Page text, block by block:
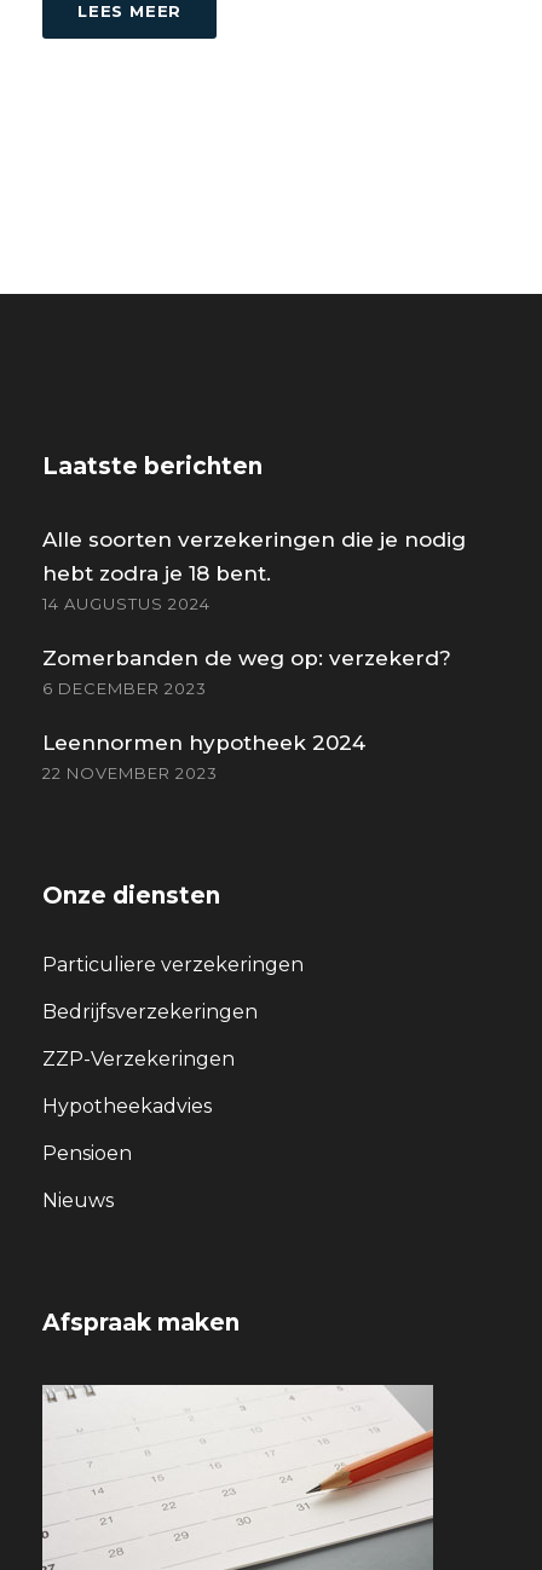
LEES MEER
Laatste berichten
Alle soorten verzekeringen die je nodig
hebt zodra je 18 bent.
14 AUGUSTUS 2024
Zomerbanden de weg op: verzekerd?
6 DECEMBER 2023
Leennormen hypotheek 2024
22 NOVEMBER 2023
Onze diensten
Particuliere verzekeringen
Bedrijfsverzekeringen
ZZP-Verzekeringen
Hypotheekadvies
Pensioen
Nieuws
Afspraak maken